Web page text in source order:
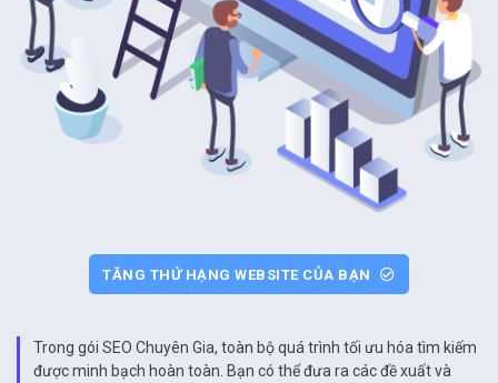
Trong gói SEO Chuyên Gia, toàn bộ quá trình tối ưu hóa tìm kiếm
được minh bạch hoàn toàn. Bạn có thể đưa ra các đề xuất và
TĂNG THỨ HẠNG WEBSITE CỦA BẠN